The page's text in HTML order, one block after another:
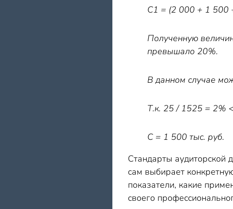
С1 = (2 000 + 1 500
Полученную
превышало 20%.
В данном случае
Т.к. 25 / 1525 = 2%
С = 1 500 тыс. руб.
Стандарты аудиторской
сам выбирает
показатели, какие
своего